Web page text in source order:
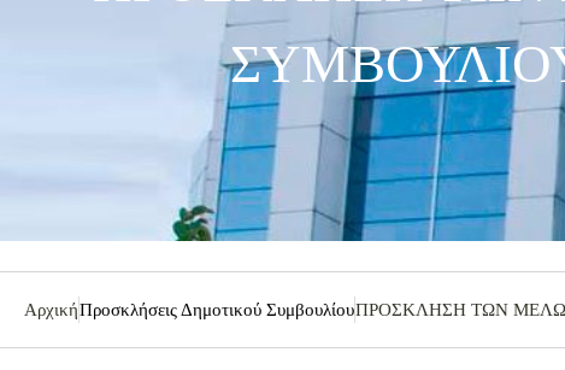
ΑρχικήΠροσκλήσεις Δημοτικού ΣυμβουλίουΠΡΟΣΚΛΗΣΗ ΤΩΝ